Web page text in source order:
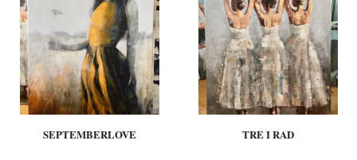
SEPTEMBERLOVE TRE I RAD